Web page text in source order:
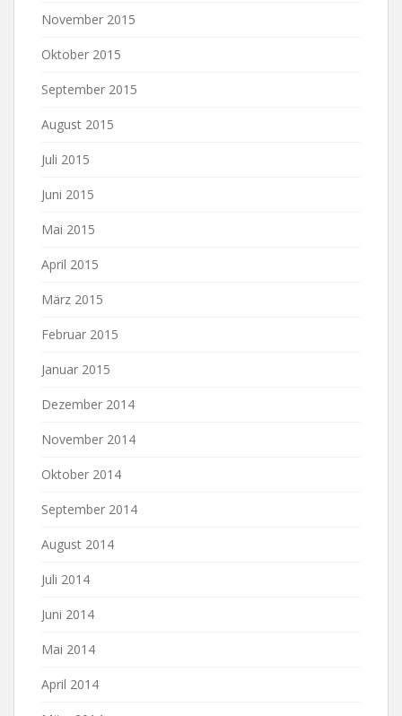
November 2015
Oktober 2015
September 2015
August 2015
Juli 2015
Juni 2015
Mai 2015
April 2015
März 2015
Februar 2015
Januar 2015
Dezember 2014
November 2014
Oktober 2014
September 2014
August 2014
Juli 2014
Juni 2014
Mai 2014
April 2014